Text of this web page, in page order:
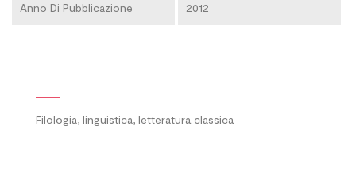
Anno Di Pubblicazione 2012
Filologia, linguistica, letteratura classica